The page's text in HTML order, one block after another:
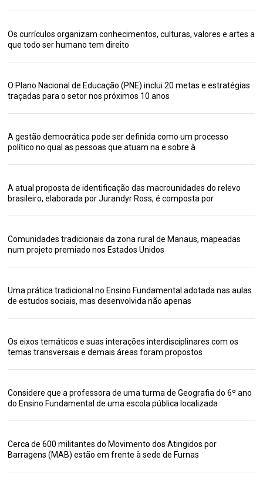
Os currículos organizam conhecimentos, culturas, valores e artes a
que todo ser humano tem direito
O Plano Nacional de Educação (PNE) inclui 20 metas e estratégias
traçadas para o setor nos próximos 10 anos
A gestão democrática pode ser definida como um processo
político no qual as pessoas que atuam na e sobre à
A atual proposta de identificação das macrounidades do relevo
brasileiro, elaborada por Jurandyr Ross, é composta por
Comunidades tradicionais da zona rural de Manaus, mapeadas
num projeto premiado nos Estados Unidos
Uma prática tradicional no Ensino Fundamental adotada nas aulas
de estudos sociais, mas desenvolvida não apenas
Os eixos temáticos e suas interações interdisciplinares com os
temas transversais e demais áreas foram propostos
Considere que a professora de uma turma de Geografia do 6º ano
do Ensino Fundamental de uma escola pública localizada
Cerca de 600 militantes do Movimento dos Atingidos por
Barragens (MAB) estão em frente à sede de Furnas